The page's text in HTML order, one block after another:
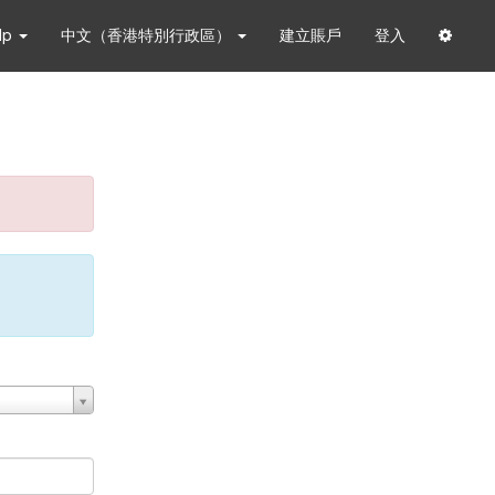
中文（香港特別行政區） 建立賬戶 登入